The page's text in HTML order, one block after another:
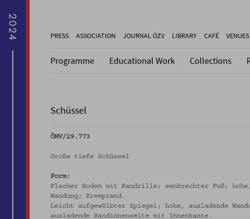
PRESS ASSOCIATION JOURNAL ÖZV LIBRARY CAFÉ VENUES
Programme Educational Work Collections
Schüssel
ÖMV/29.773
Große tiefe Schüssel
Form:
Flacher Boden mit Randrille; senkrechter Fuß;
Wandung; Kremprand.
Leicht aufgewölbter Spiegel; hohe, ausladende
ausladende Randinnenseite mit Innenkante.